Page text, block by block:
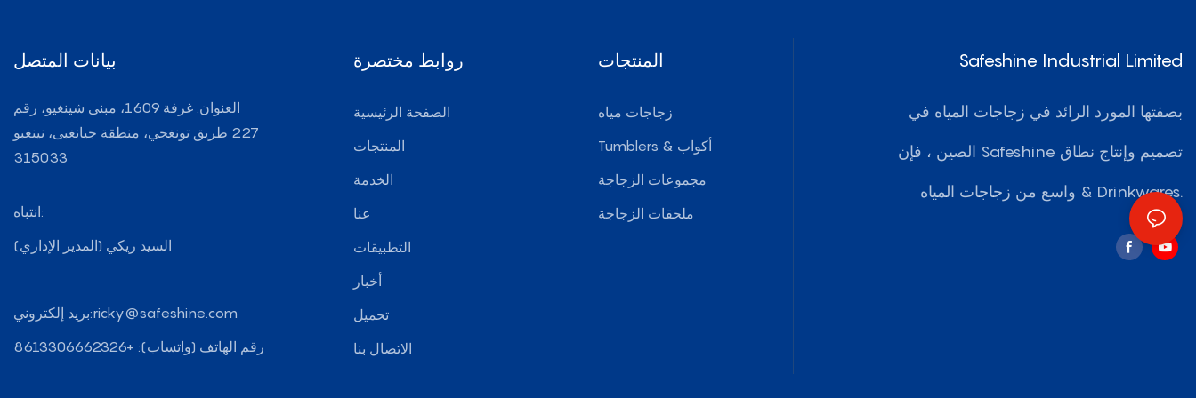
بيانات المتصل
العنوان: غرفة 1609، مبنى شينغيو، رقم
227 طريق تونغجي، منطقة جيانغبى، نينغبو
315033
انتباه:
السيد ريكي (المدير الإداري)
بريد إلكتروني:ricky@safeshine.com
رقم الهاتف (واتساب): +8613306662326
روابط مختصرة
الصفحة الرئيسية
المنتجات
الخدمة
عنا
التطبيقات
أخبار
تحميل
الاتصال بنا
المنتجات
زجاجات مياه
Tumblers & أكواب
مجموعات الزجاجة
ملحقات الزجاجة
Safeshine Industrial Limited
بصفتها المورد الرائد في زجاجات المياه في
الصين ، فإن Safeshine تصميم وإنتاج نطاق
واسع من زجاجات المياه & Drinkwares.